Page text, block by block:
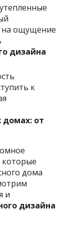
на ощущение
дизайна
к
домах: от
которые
дома
и
дизайна